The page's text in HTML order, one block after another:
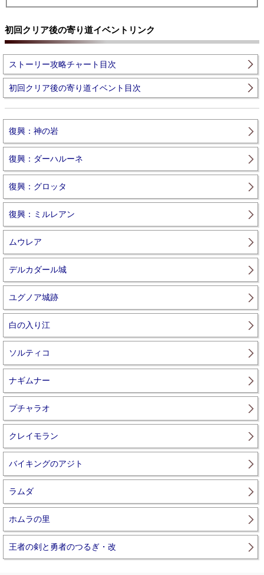
初回クリア後の寄り道イベントリンク
ストーリー攻略チャート目次
初回クリア後の寄り道イベント目次
復興：神の岩
復興：ダーハルーネ
復興：グロッタ
復興：ミルレアン
ムウレア
デルカダール城
ユグノア城跡
白の入り江
ソルティコ
ナギムナー
プチャラオ
クレイモラン
バイキングのアジト
ラムダ
ホムラの里
王者の剣と勇者のつるぎ・改